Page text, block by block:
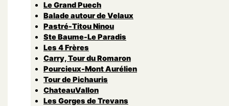
Le Grand Puech
Balade autour de Velaux
Pastré-Titou Ninou
Ste Baume-Le Paradis
Les 4 Frères
Carry, Tour du Romaron
Pourcieux-Mont Aurélien
Tour de Pichauris
ChateauVallon
Les Gorges de Trevans